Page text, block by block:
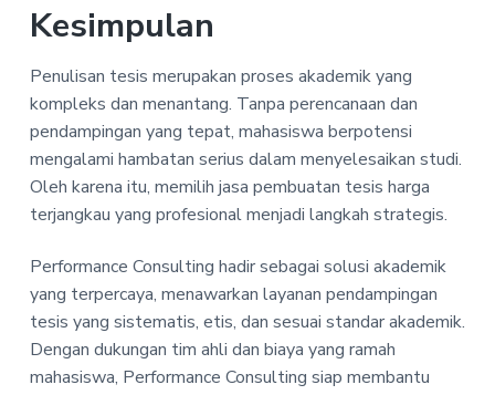
Kesimpulan
Penulisan tesis merupakan proses akademik yang
kompleks dan menantang. Tanpa perencanaan dan
pendampingan yang tepat, mahasiswa berpotensi
mengalami hambatan serius dalam menyelesaikan studi.
Oleh karena itu, memilih jasa pembuatan tesis harga
terjangkau yang profesional menjadi langkah strategis.
Performance Consulting hadir sebagai solusi akademik
yang terpercaya, menawarkan layanan pendampingan
tesis yang sistematis, etis, dan sesuai standar akademik.
Dengan dukungan tim ahli dan biaya yang ramah
mahasiswa, Performance Consulting siap membantu